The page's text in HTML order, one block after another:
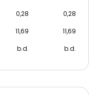
0,28
0,28
11,69
11,69
b.d. b.d.